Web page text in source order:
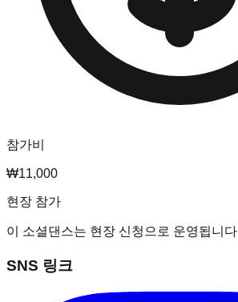
참가비
₩11,000
현장 참가
이 소셜댄스는 현장 신청으로 운영됩니다
SNS 링크